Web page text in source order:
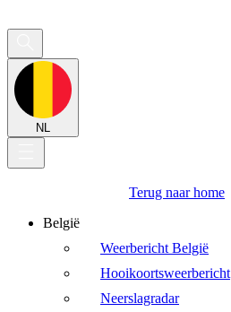
NL
Terug naar home
België
Weerbericht België
Hooikoortsweerbericht
Neerslagradar